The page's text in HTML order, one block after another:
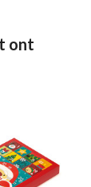
ont